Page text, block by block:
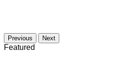
Previous Next
Featured